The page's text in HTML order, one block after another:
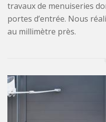
travaux de menuiseries
portes d’entrée. Nous
au millimètre près.